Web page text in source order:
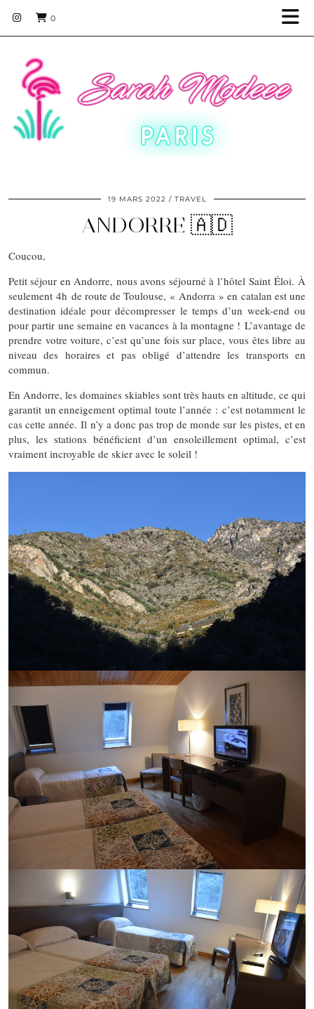
0
19 MARS 2022 TRAVEL
ANDORRE 🇦🇩
Coucou,
Petit séjour en Andorre, nous avons séjourné à l’hôtel Saint Éloi. À
seulement 4h de route de Toulouse, « Andorra » en catalan est une
destination idéale pour décompresser le temps d’un week-end ou
pour partir une semaine en vacances à la montagne ! L’avantage de
prendre votre voiture, c’est qu’une fois sur place, vous êtes libre au
niveau des horaires et pas obligé d’attendre les transports en
commun.
En Andorre, les domaines skiables sont très hauts en altitude, ce qui
garantit un enneigement optimal toute l’année : c’est notamment le
cas cette année. Il n’y a donc pas trop de monde sur les pistes, et en
plus, les stations bénéficient d’un ensoleillement optimal, c’est
vraiment incroyable de skier avec le soleil !